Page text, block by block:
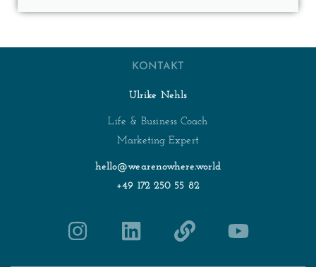
KONTAKT
Ulrike Nehls
Life & Business Coach
Marketing Expert
hello@wearenowhere.world
+49 172 250 55 82